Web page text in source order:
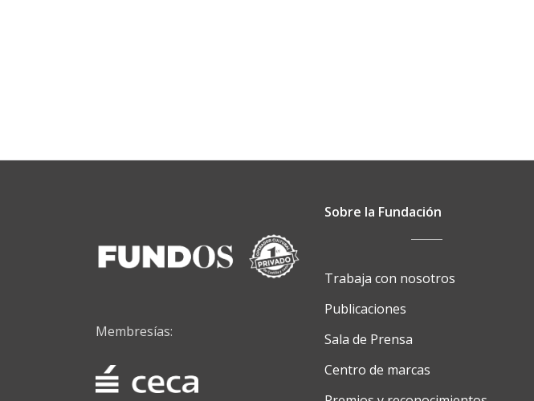
Membresías:
Sobre la Fundación
Trabaja con nosotros
Publicaciones
Sala de Prensa
Centro de marcas